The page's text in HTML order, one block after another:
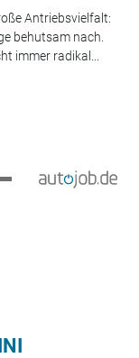
Antriebsvielfalt:
behutsam nach.
immer radikal...